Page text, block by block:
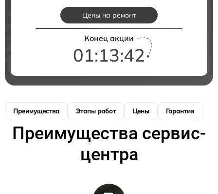
Цены на ремонт
Конец акции
01:13:41
Преимущества Этапы работ Цены Гарантия
Преимущества сервис-
центра